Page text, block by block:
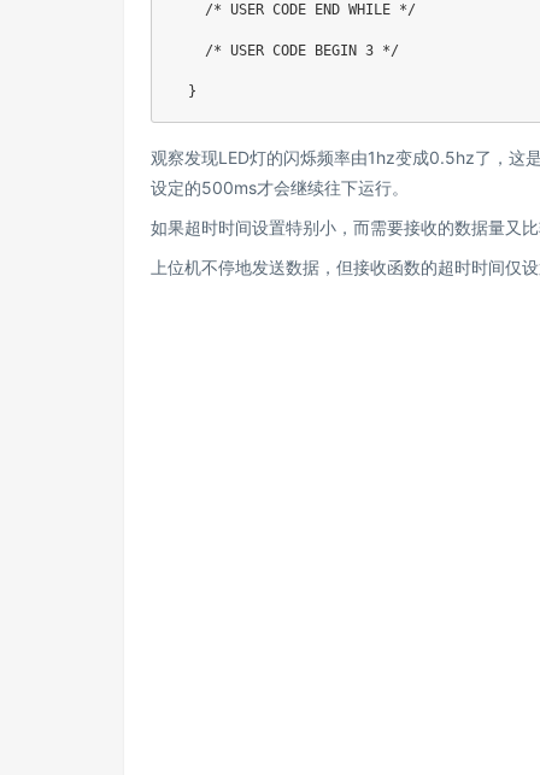
/* USER CODE END WHILE */
/* USER CODE BEGIN 3 */
}
观察发现LED灯的闪烁频率由1hz变成0.5hz了，这
设定的500ms才会继续往下运行。
如果超时时间设置特别小，而需要接收的数据量又
上位机不停地发送数据，但接收函数的超时时间仅